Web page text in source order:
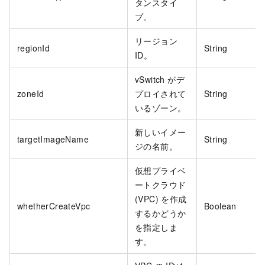
プ。
regionId
リージョン
ID。
String
zoneId
vSwitch がデ
プロイされて
いるゾーン。
String
targetImageName
新しいイメー
ジの名前。
String
whetherCreateVpc
仮想プライベ
ートクラウド
(VPC) を作成
するかどうか
を指定しま
す。
Boolean